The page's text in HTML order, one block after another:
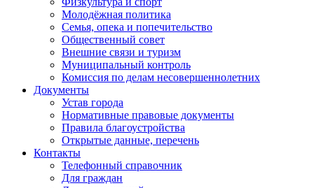
Молодёжная политика
Семья, опека и попечительство
Общественный совет
Внешние связи и туризм
Муниципальный контроль
Комиссия по делам несовершеннолетних
Документы
Устав города
Нормативные правовые документы
Правила благоустройства
Открытые данные, перечень
Контакты
Телефонный справочник
Для граждан